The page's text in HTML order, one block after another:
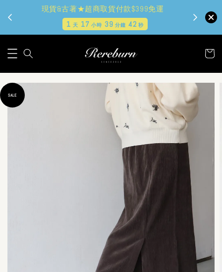
現貨&古著★超商取貨付款$399免運
1 天 17 小時 39 分鐘 41秒
SALE